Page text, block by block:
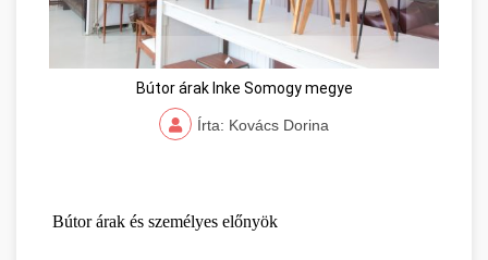
Bútor árak Inke Somogy megye
Írta: Kovács Dorina
Bútor árak és személyes előnyök